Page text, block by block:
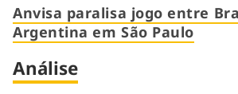
Anvisa paralisa jogo entre
Argentina em São Paulo
Análise